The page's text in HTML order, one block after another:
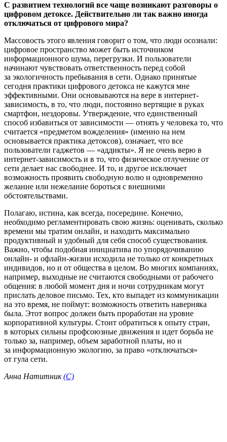
С развитием технологий все чаще возникают разговоры о
цифровом детоксе. Действительно ли так важно иногда
отключаться от цифрового мира?
Массовость этого явления говорит о том, что люди осознали:
цифровое пространство может быть источником
информационного шума, перегрузки. И пользователи
начинают чувствовать ответственность перед собой
за экологичность пребывания в сети. Однако принятые
сегодня практики цифрового детокса не кажутся мне
эффективными. Они основываются на вере в интернет-
зависимость, в то, что люди, постоянно вертящие в руках
смартфон, нездоровы. Утверждение, что единственный
способ избавиться от зависимости — отнять у человека то, что
считается «предметом вожделения» (именно на нем
основывается практика детоксов), означает, что все
пользователи гаджетов — «аддикты». Я не очень верю в
интернет-зависимость и в то, что физическое отлучение от
сети делает нас свободнее. И то, и другое исключает
возможность проявить свободную волю и одновременно
желание или нежелание бороться с внешними
обстоятельствами.
Полагаю, истина, как всегда, посередине. Конечно,
необходимо регламентировать свою жизнь: оценивать, сколько
времени мы тратим онлайн, и находить максимально
продуктивный и удобный для себя способ существования.
Важно, чтобы подобная инициатива по упорядочиванию
онлайн- и офлайн-жизни исходила не только от конкретных
индивидов, но и от общества в целом. Во многих компаниях,
например, выходные не считаются свободными от рабочего
общения: в любой момент дня и ночи сотрудникам могут
прислать деловое письмо. Тех, кто выпадет из коммуникации
на это время, не поймут: возможность ответить наверняка
была. Этот вопрос должен быть проработан на уровне
корпоративной культуры. Стоит обратиться к опыту стран,
в которых сильны профсоюзные движения и идет борьба не
только за, например, объем заработной платы, но и
за информационную экологию, за право «отключаться»
от гула сети.
Анна Натитник(C)